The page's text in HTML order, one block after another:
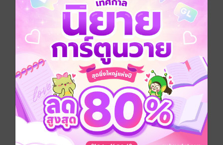
เหล่า PK ทั้งหลายกลับเข้ามายืนขวางหน้าพวกเขา—!
บทสรุปภาคอีเวนต์กิลด์นักประดิษฐ์ และความวุ่นวายจาก
เหล่า PK มาถึงศึกตัดสินแล้ว!
หนังสือแปล แฟนตาซี เกมออนไลน์
สไลซ์ออฟไลฟ์
ซีรีส์ Only Sense Online โอนลี่ เซนส์ ออนไลน์
ประเภทไฟล์ pdf, epub (สารบัญ)